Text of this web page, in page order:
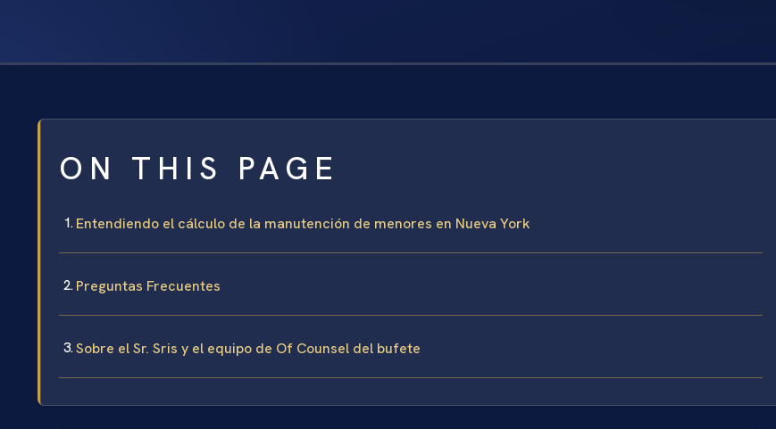
ON THIS PAGE
Entendiendo el cálculo de la manutención de menores en Nueva York
Preguntas Frecuentes
Sobre el Sr. Sris y el equipo de Of Counsel del bufete